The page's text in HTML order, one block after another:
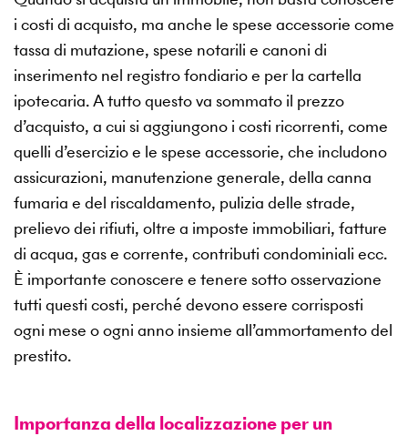
i costi di acquisto, ma anche le spese accessorie come
tassa di mutazione, spese notarili e canoni di
inserimento nel registro fondiario e per la cartella
ipotecaria. A tutto questo va sommato il prezzo
d’acquisto, a cui si aggiungono i costi ricorrenti, come
quelli d’esercizio e le spese accessorie, che includono
assicurazioni, manutenzione generale, della canna
fumaria e del riscaldamento, pulizia delle strade,
prelievo dei rifiuti, oltre a imposte immobiliari, fatture
di acqua, gas e corrente, contributi condominiali ecc.
È importante conoscere e tenere sotto osservazione
tutti questi costi, perché devono essere corrisposti
ogni mese o ogni anno insieme all’ammortamento del
prestito.
Importanza della localizzazione per un